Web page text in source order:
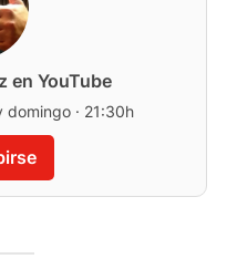
en YouTube
domingo · 21:30h